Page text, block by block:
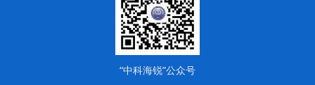
“中科海锐”公众号